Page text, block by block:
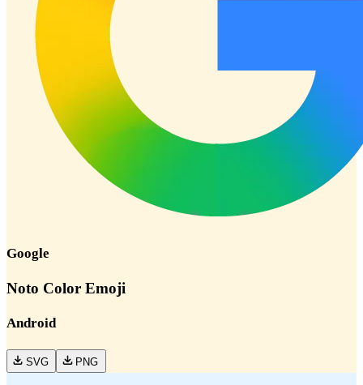
Google
Noto Color Emoji
Android
SVG PNG